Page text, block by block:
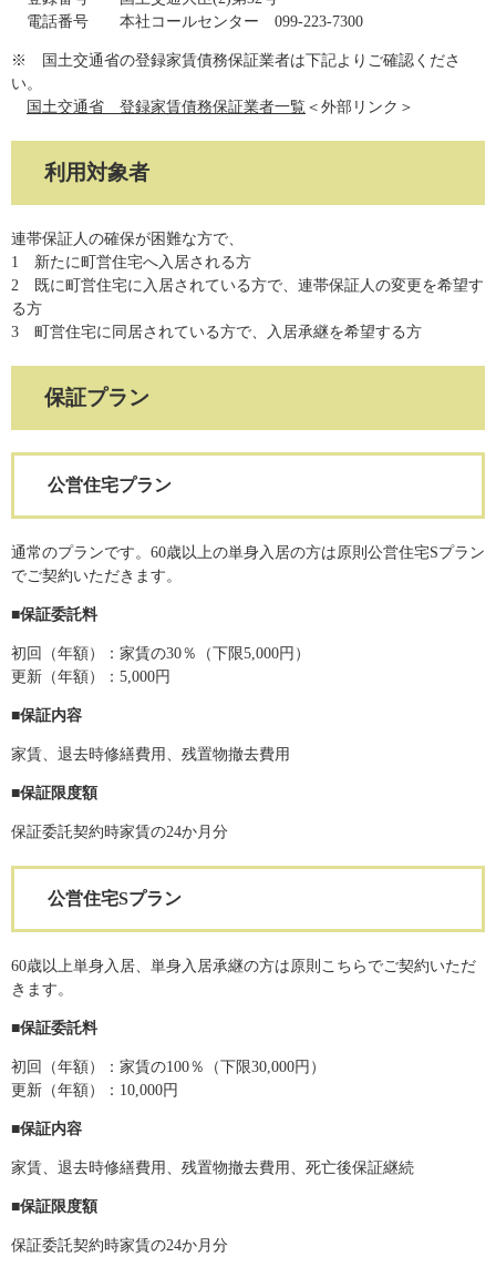
電話番号 本社コールセンター 099-223-7300
※ 国土交通省の登録家賃債務保証業者は下記よりご確認くださ
い。
国土交通省 登録家賃債務保証業者一覧 ＜外部リンク＞
利用対象者
連帯保証人の確保が困難な方で、
1 新たに町営住宅へ入居される方
2 既に町営住宅に入居されている方で、連帯保証人の変更を希望す
る方
3 町営住宅に同居されている方で、入居承継を希望する方
保証プラン
公営住宅プラン
通常のプランです。60歳以上の単身入居の方は原則公営住宅Sプラン
でご契約いただきます。
■保証委託料
初回（年額）：家賃の30％（下限5,000円）
更新（年額）：5,000円
■保証内容
家賃、退去時修繕費用、残置物撤去費用
■保証限度額
保証委託契約時家賃の24か月分
公営住宅Sプラン
60歳以上単身入居、単身入居承継の方は原則こちらでご契約いただ
きます。
■保証委託料
初回（年額）：家賃の100％（下限30,000円）
更新（年額）：10,000円
■保証内容
家賃、退去時修繕費用、残置物撤去費用、死亡後保証継続
■保証限度額
保証委託契約時家賃の24か月分